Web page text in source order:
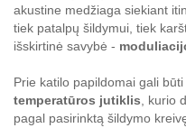
akustine medžiaga siekiant
tiek patalpų šildymui, tiek
išskirtinė savybė -
Prie katilo papildomai gali
temperatūros jutiklis , kurio
pagal pasirinktą šildymo